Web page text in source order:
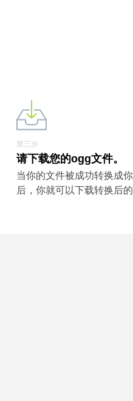
第三步
请下载您的ogg文件。
当你的文件被成功转换成
后，你就可以下载转换后的